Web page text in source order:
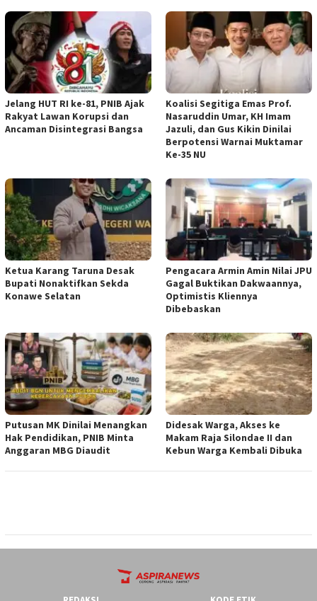
Jelang HUT RI ke-81, PNIB Ajak
Rakyat Lawan Korupsi dan
Ancaman Disintegrasi Bangsa
Koalisi Segitiga Emas Prof.
Nasaruddin Umar, KH Imam
Jazuli, dan Gus Kikin Dinilai
Berpotensi Warnai Muktamar
Ke-35 NU
Ketua ‎Karang Taruna Desak
Bupati Nonaktifkan Sekda
Konawe Selatan
‎Pengacara Armin Amin Nilai JPU
Gagal Buktikan Dakwaannya,
Optimistis Kliennya
Dibebaskan
Putusan MK Dinilai Menangkan
Hak Pendidikan, PNIB Minta
Anggaran MBG Diaudit
Didesak Warga, Akses ke
Makam Raja Silondae II dan
Kebun Warga Kembali Dibuka